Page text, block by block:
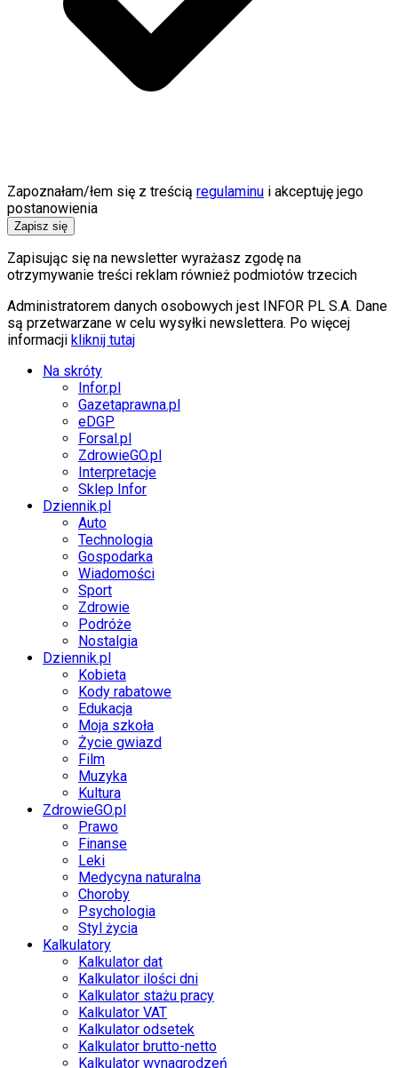
Zapoznałam/łem się z treścią regulaminu i akceptuję jego
postanowienia
Zapisz się
Zapisując się na newsletter wyrażasz zgodę na
otrzymywanie treści reklam również podmiotów trzecich
Administratorem danych osobowych jest INFOR PL S.A. Dane
są przetwarzane w celu wysyłki newslettera. Po więcej
informacji kliknij tutaj
Na skróty
Infor.pl
Gazetaprawna.pl
eDGP
Forsal.pl
ZdrowieGO.pl
Interpretacje
Sklep Infor
Dziennik.pl
Auto
Technologia
Gospodarka
Wiadomości
Sport
Zdrowie
Podróże
Nostalgia
Dziennik.pl
Kobieta
Kody rabatowe
Edukacja
Moja szkoła
Życie gwiazd
Film
Muzyka
Kultura
ZdrowieGO.pl
Prawo
Finanse
Leki
Medycyna naturalna
Choroby
Psychologia
Styl życia
Kalkulatory
Kalkulator dat
Kalkulator ilości dni
Kalkulator stażu pracy
Kalkulator VAT
Kalkulator odsetek
Kalkulator brutto-netto
Kalkulator wynagrodzeń